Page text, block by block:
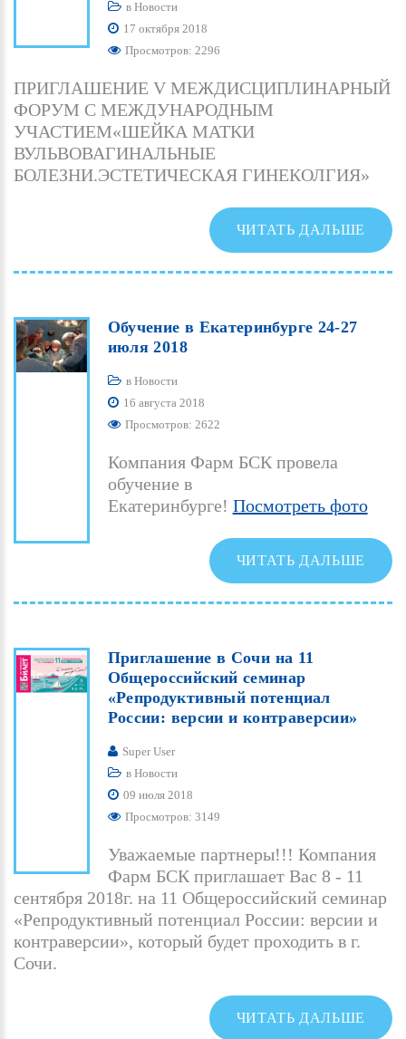
в Новости
17 октября 2018
Просмотров: 2296
ПРИГЛАШЕНИЕ V МЕЖДИСЦИПЛИНАРНЫЙ
ФОРУМ С МЕЖДУНАРОДНЫМ
УЧАСТИЕМ«ШЕЙКА МАТКИ
ВУЛЬВОВАГИНАЛЬНЫЕ
БОЛЕЗНИ.ЭСТЕТИЧЕСКАЯ ГИНЕКОЛГИЯ»
ЧИТАТЬ ДАЛЬШЕ
Обучение в Екатеринбурге 24-27
июля 2018
в Новости
16 августа 2018
Просмотров: 2622
Компания Фарм БСК провела
обучение в
Екатеринбурге! Посмотреть фото
ЧИТАТЬ ДАЛЬШЕ
Приглашение в Сочи на 11
Общероссийский семинар
«Репродуктивный потенциал
России: версии и контраверсии»
Super User
в Новости
09 июля 2018
Просмотров: 3149
Уважаемые партнеры!!! Компания
Фарм БСК приглашает Вас 8 - 11
сентября 2018г. на 11 Общероссийский семинар
«Репродуктивный потенциал России: версии и
контраверсии», который будет проходить в г.
Сочи.
ЧИТАТЬ ДАЛЬШЕ